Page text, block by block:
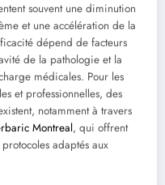
souvent une diminution
et une accélération de la
dépend de facteurs
de la pathologie et la
médicales. Pour les
et professionnelles, des
notamment à travers
Montreal, qui offrent
adaptés aux